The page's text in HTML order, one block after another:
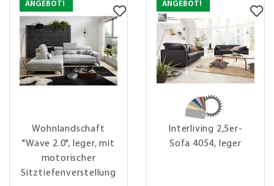
ANGEBOT!
Wohnlandschaft
"Wave 2.0", leger, mit
motorischer
Sitztiefenverstellung
ANGEBOT!
Interliving 2,5er-
Sofa 4054, leger